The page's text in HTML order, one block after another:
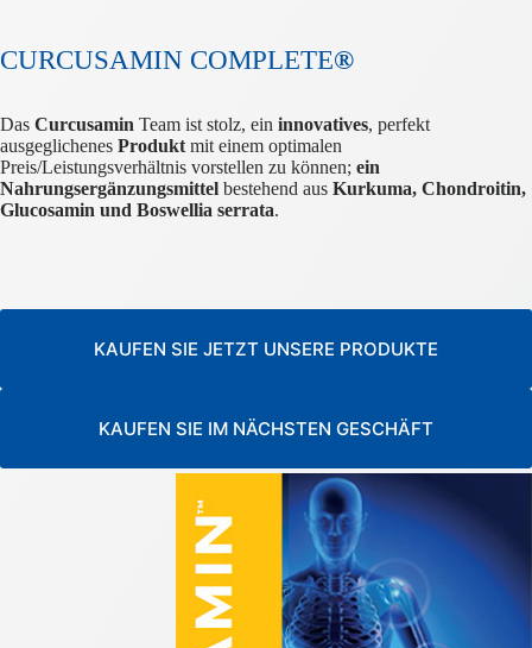
CURCUSAMIN COMPLETE®
Das Curcusamin Team ist stolz, ein innovatives, perfekt
ausgeglichenes Produkt mit einem optimalen
Preis/Leistungsverhältnis vorstellen zu können; ein
Nahrungsergänzungsmittel bestehend aus Kurkuma, Chondroitin,
Glucosamin und Boswellia serrata.
KAUFEN SIE JETZT UNSERE PRODUKTE
KAUFEN SIE IM NÄCHSTEN GESCHÄFT